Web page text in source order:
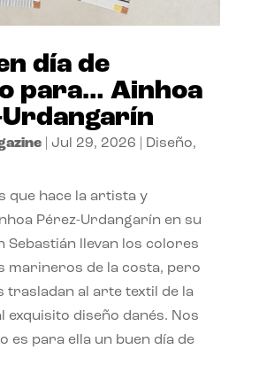
día de
para… Ainhoa
Urdangarín
| Jul 29, 2026 Diseño,
que hace la artista y
Pérez-Urdangarín en su
Sebastián llevan los colores
marineros de la costa, pero
trasladan al arte textil de la
exquisito diseño danés. Nos
es para ella un buen día de